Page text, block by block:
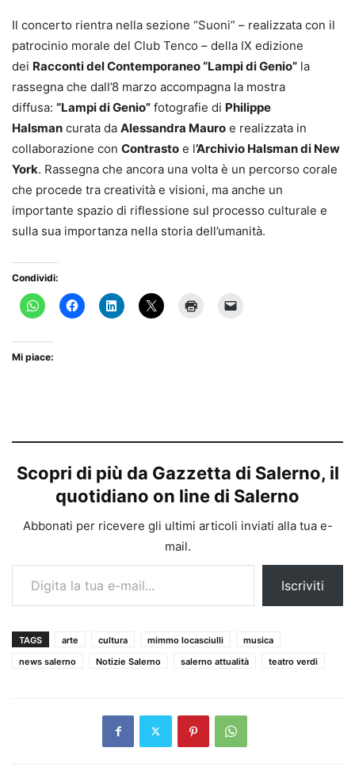
Il concerto rientra nella sezione “Suoni” – realizzata con il
patrocinio morale del Club Tenco – della IX edizione
dei Racconti del Contemporaneo “Lampi di Genio” la
rassegna che dall’8 marzo accompagna la mostra
diffusa: “Lampi di Genio” fotografie di Philippe
Halsman curata da Alessandra Mauro e realizzata in
collaborazione con Contrasto e l’Archivio Halsmandi New
York. Rassegna che ancora una volta è un percorso corale
che procede tra creatività e visioni, ma anche un
importante spazio di riflessione sul processo culturale e
sulla sua importanza nella storia dell’umanità.
Condividi:
Mi piace:
Scopri di più da Gazzetta di Salerno, il
quotidiano on line di Salerno
Abbonati per ricevere gli ultimi articoli inviati alla tua e-
mail.
Digita la tua e-mail...
Iscriviti
TAGS arte cultura mimmo locasciulli
musica
news salerno
Notizie Salerno salerno attualità teatro verdi